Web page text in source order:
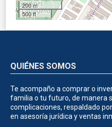
200 m
500 ft
QUIÉNES SOMOS
Te acompaño a comprar o
familia o tu futuro, de manera
complicaciones, respaldado
en asesoría jurídica y ventas